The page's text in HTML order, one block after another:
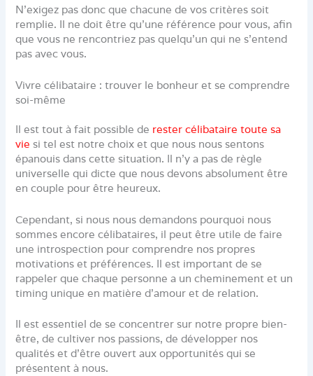
N’exigez pas donc que chacune de vos critères soit
remplie. Il ne doit être qu’une référence pour vous, afin
que vous ne rencontriez pas quelqu’un qui ne s’entend
pas avec vous.
Vivre célibataire : trouver le bonheur et se comprendre
soi-même
Il est tout à fait possible de rester célibataire toute sa
vie si tel est notre choix et que nous nous sentons
épanouis dans cette situation. Il n’y a pas de règle
universelle qui dicte que nous devons absolument être
en couple pour être heureux.
Cependant, si nous nous demandons pourquoi nous
sommes encore célibataires, il peut être utile de faire
une introspection pour comprendre nos propres
motivations et préférences. Il est important de se
rappeler que chaque personne a un cheminement et un
timing unique en matière d’amour et de relation.
Il est essentiel de se concentrer sur notre propre bien-
être, de cultiver nos passions, de développer nos
qualités et d’être ouvert aux opportunités qui se
présentent à nous.